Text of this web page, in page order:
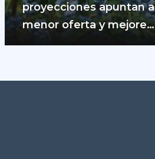
proyecciones apuntan a
menor oferta y mejores
precios